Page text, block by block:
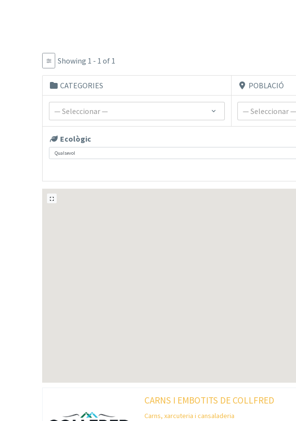
Showing 1 - 1 of 1
CATEGORIES
— Seleccionar —
POBLACIÓ
— Seleccionar —
Ecològic
CARNS I EMBOTITS DE COLLFRED
Carns, xarcuteria i cansaladeria